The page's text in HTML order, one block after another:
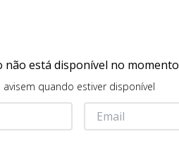
não está disponível no momento
quando estiver disponível